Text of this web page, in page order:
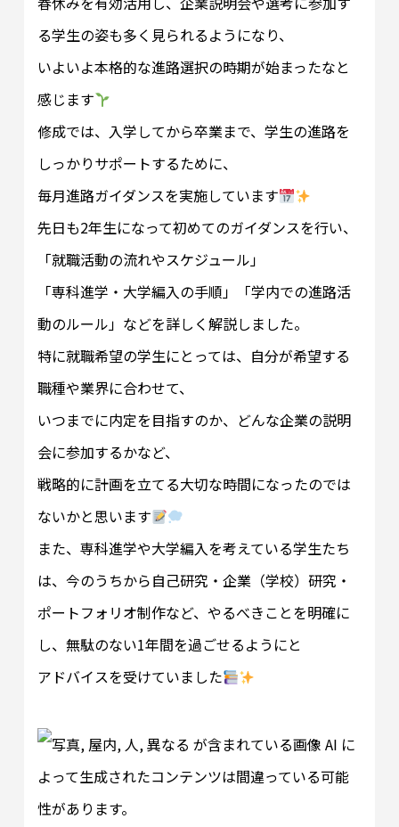
る学生の姿も多く見られるようになり、
いよいよ本格的な進路選択の時期が始まったなと
感じます
修成では、入学してから卒業まで、学生の進路を
しっかりサポートするために、
毎月進路ガイダンスを実施しています
先日も2年生になって初めてのガイダンスを行い、
「就職活動の流れやスケジュール」
「専科進学・大学編入の手順」「学内での進路活
動のルール」などを詳しく解説しました。
特に就職希望の学生にとっては、自分が希望する
職種や業界に合わせて、
いつまでに内定を目指すのか、どんな企業の説明
会に参加するかなど、
戦略的に計画を立てる大切な時間になったのでは
ないかと思います
また、専科進学や大学編入を考えている学生たち
は、今のうちから自己研究・企業（学校）研究・
ポートフォリオ制作など、やるべきことを明確に
し、無駄のない1年間を過ごせるようにと
アドバイスを受けていました